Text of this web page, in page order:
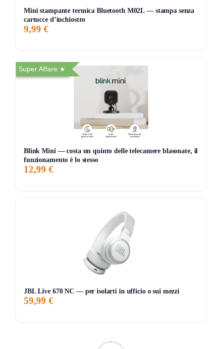
sulle fotocamere è molto alto, specie per foto notturne e
video. Puntano l’attenzione sulla rapidità di ricarica e
menziona il prezzo alto rispetto alle versioni base.
Soddisfatti sia in termini di assistenza sia per il
funzionamento, i clienti apprezzano la reattività nella
gestione di garanzie e spedizioni, valutando questa
versione 17 Pro come una delle più complete sul mercato.​
Mini stampante termica Bluetooth M02L — stampa senza
cartucce d’inchiostro
9,99 €
Super Affare
Blink Mini — costa un quinto delle telecamere blasonate, il
funzionamento è lo stesso
12,99 €
JBL Live 670 NC — per isolarti in ufficio o sui mezzi
59,99 €